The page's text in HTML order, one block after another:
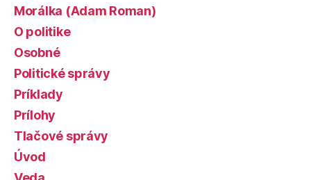
Morálka (Adam Roman)
O politike
Osobné
Politické správy
Príklady
Prílohy
Tlačové správy
Úvod